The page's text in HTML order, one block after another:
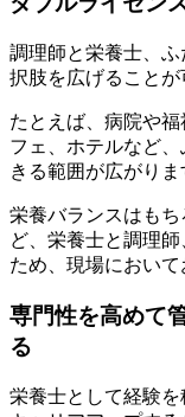
調理師と栄養士、
択肢を広げることが
たとえば、病院や
フェ、ホテルなど、
きる範囲が広がりま
栄養バランスはもち
ど、栄養士と調理
ため、現場において
専門性を高めて
る
栄養士として経験